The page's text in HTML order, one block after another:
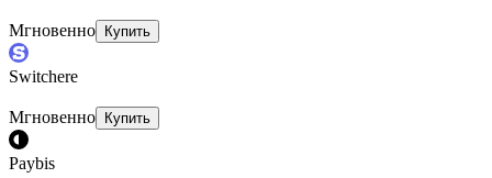
Мгновенно Купить
Switchere
Мгновенно Купить
Paybis